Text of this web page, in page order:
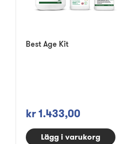
Best Age Kit
kr 1.433,00
Lägg i varukorg